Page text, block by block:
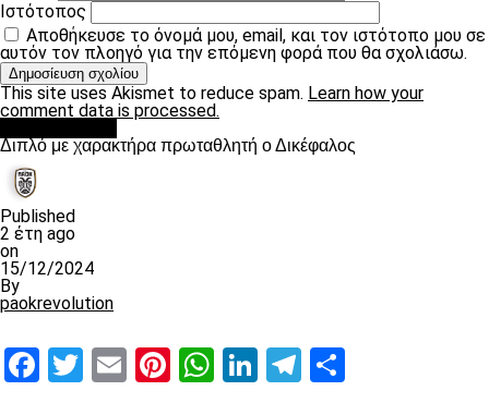
Ιστότοπος
Αποθήκευσε το όνομά μου, email, και τον ιστότοπο μου σε
αυτόν τον πλοηγό για την επόμενη φορά που θα σχολιάσω.
This site uses Akismet to reduce spam. Learn how your
comment data is processed.
Διπλό με χαρακτήρα πρωταθλητή ο Δικέφαλος
Published
2 έτη ago
on
15/12/2024
By
paokrevolution
Facebook
Twitter
EmailPinterest
WhatsApp
LinkedIn
Telegram